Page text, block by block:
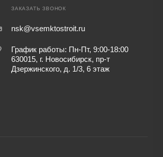
ЗАКАЗАТЬ ЗВОНОК
nsk@vsemktostroit.ru
График работы: Пн-Пт, 9:00-18:00
630015, г. Новосибирск, пр-т
Дзержинского, д. 1/3, 6 этаж